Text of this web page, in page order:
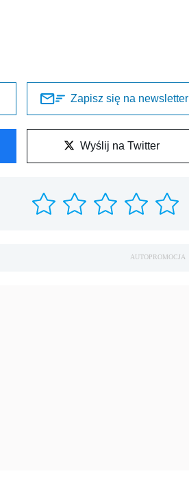
Zapisz się na newsletter
Wyślij na Twitter
AUTOPROMOCJA